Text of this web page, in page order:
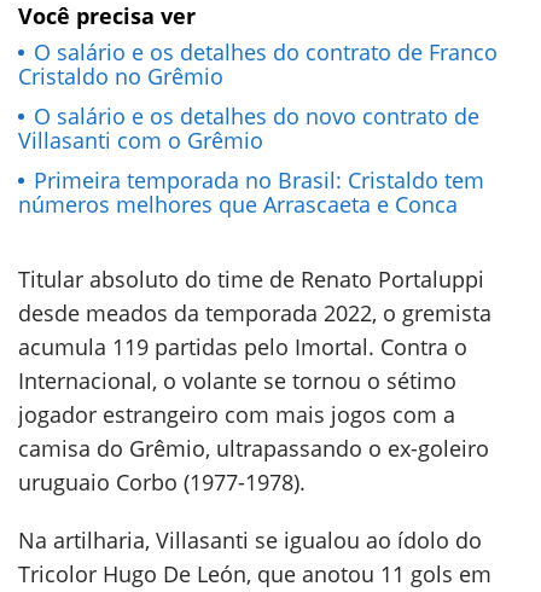
Você precisa ver
O salário e os detalhes do contrato de Franco
Cristaldo no Grêmio
O salário e os detalhes do novo contrato de
Villasanti com o Grêmio
Primeira temporada no Brasil: Cristaldo tem
números melhores que Arrascaeta e Conca
Titular absoluto do time de Renato Portaluppi
desde meados da temporada 2022, o gremista
acumula 119 partidas pelo Imortal. Contra o
Internacional, o volante se tornou o sétimo
jogador estrangeiro com mais jogos com a
camisa do Grêmio, ultrapassando o ex-goleiro
uruguaio Corbo (1977-1978).
Na artilharia, Villasanti se igualou ao ídolo do
Tricolor Hugo De León, que anotou 11 gols em